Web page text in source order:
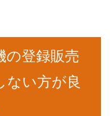
の登録販売
ない方が良